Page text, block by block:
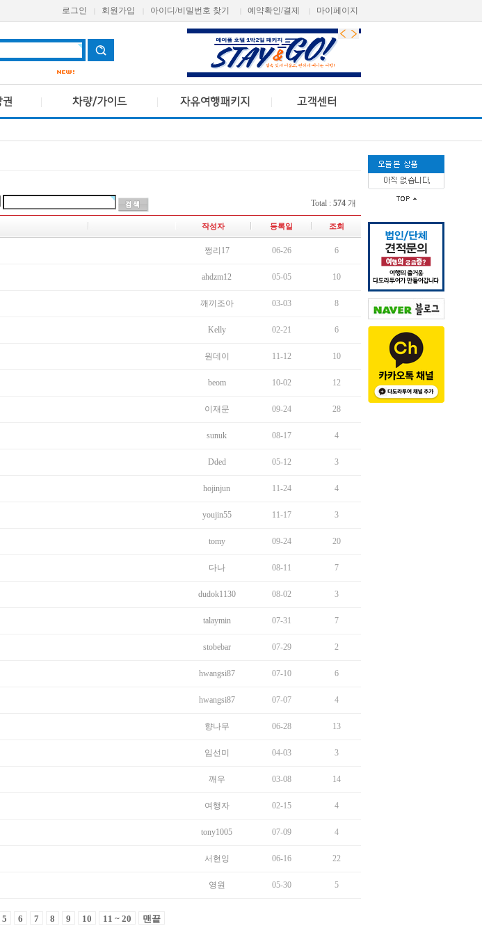
로그인 회원가입 아이디/비밀번호 찾기 예약확인/결제 마이페이지
Total : 574 개
작성자 등록일 조회
쩡리17 06-26 6
ahdzm12 05-05 10
깨끼조아 03-03 8
Kelly 02-21 6
원데이 11-12 10
beom 10-02 12
이재문 09-24 28
sunuk 08-17 4
Dded 05-12 3
hojinjun 11-24 4
youjin55 11-17 3
tomy 09-24 20
다나 08-11 7
dudok1130 08-02 3
talaymin 07-31 7
stobebar 07-29 2
hwangsi87 07-10 6
hwangsi87 07-07 4
향나무 06-28 13
임선미 04-03 3
깨우 03-08 14
여행자 02-15 4
tony1005 07-09 4
서현잉 06-16 22
영원 05-30 5
5 6 7 8 9 10 11 ~ 20 맨끝